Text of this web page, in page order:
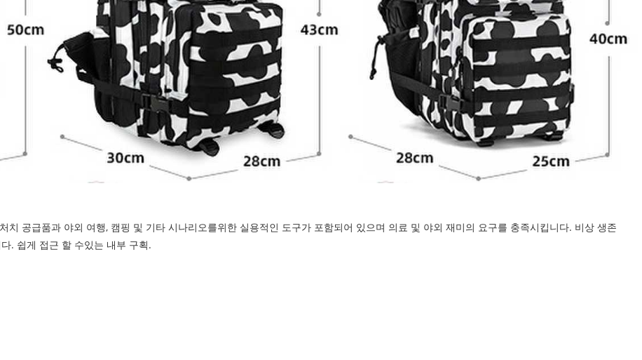
치 공급품과 야외 여행, 캠핑 및 기타 시나리오를위한 실용적인 도구가 포함되어 있으며 의료 및 야외 재미의 요구를 충족시킵니다. 비상 생존
. 쉽게 접근 할 수있는 내부 구획.